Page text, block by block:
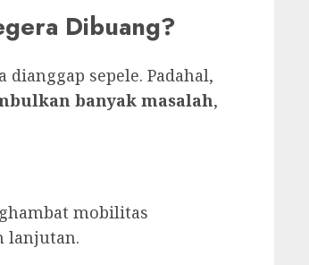
Dibuang?
sepele. Padahal,
banyak masalah,
mobilitas
lanjutan.